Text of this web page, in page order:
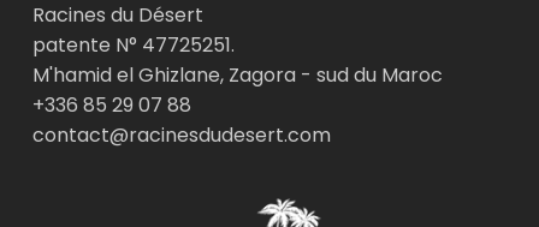
Racines du Désert
patente N° 47725251.
M'hamid el Ghizlane, Zagora - sud du Maroc
+336 85 29 07 88
contact@racinesdudesert.com